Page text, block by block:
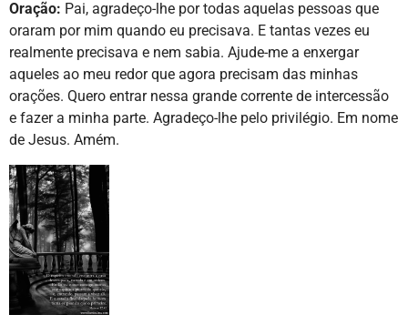
Oração: Pai, agradeço-lhe por todas aquelas pessoas que
oraram por mim quando eu precisava. E tantas vezes eu
realmente precisava e nem sabia. Ajude-me a enxergar
aqueles ao meu redor que agora precisam das minhas
orações. Quero entrar nessa grande corrente de intercessão
e fazer a minha parte. Agradeço-lhe pelo privilégio. Em nome
de Jesus. Amém.